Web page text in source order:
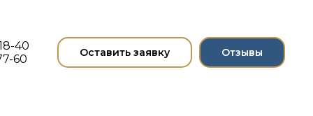
40
60
Оставить заявку Отзывы